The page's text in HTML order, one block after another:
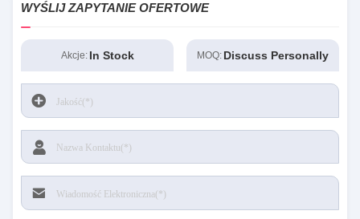
WYŚLIJ ZAPYTANIE OFERTOWE
Akcje: In Stock MOQ: Discuss Personally